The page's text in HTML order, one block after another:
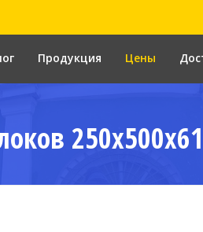
Продукция Цены